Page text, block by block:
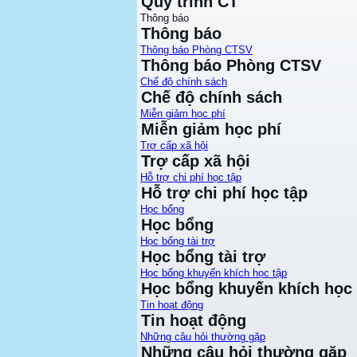
Thông báo
Thông báo
Thông báo Phòng CTSV
Thông báo Phòng CTSV
Chế độ chính sách
Chế độ chính sách
Miễn giảm học phí
Miễn giảm học phí
Trợ cấp xã hội
Trợ cấp xã hội
Hỗ trợ chi phí học tập
Hỗ trợ chi phí học tập
Học bổng
Học bổng
Học bổng tài trợ
Học bổng tài trợ
Học bổng khuyến khích học tập
Học bổng khuyến khích học
Tin hoạt động
Tin hoạt động
Những câu hỏi thường gặp
Những câu hỏi thường gặp